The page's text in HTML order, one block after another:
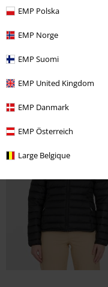
EMP Polska
EMP Norge
EMP Suomi
EMP United Kingdom
EMP Danmark
EMP Österreich
Large Belgique
Kč 1.769,00
Zipped Raglan Tracksuit Jacket
with stripes - Sky Blue
Tepláková bunda